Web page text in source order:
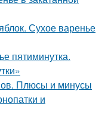
Сухое варенье
пятиминутка.
Плюсы и минусы
и